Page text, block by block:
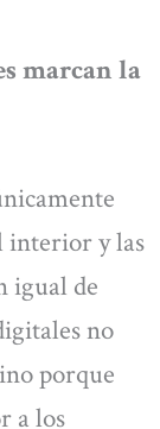
marcan la
interior y las
igual de
no
porque
a los